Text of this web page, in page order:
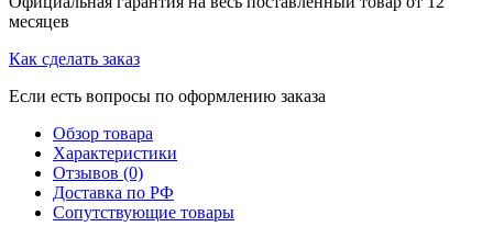
месяцев
Как сделать заказ
Если есть вопросы по оформлению заказа
Обзор товара
Характеристики
Отзывов (0)
Доставка по РФ
Сопутствующие товары